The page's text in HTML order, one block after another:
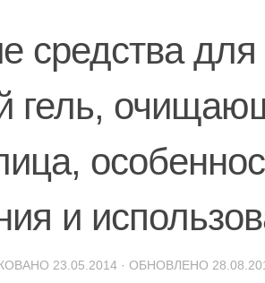
для
гель,
и
23.05.2014 · ОБНОВЛЕНО